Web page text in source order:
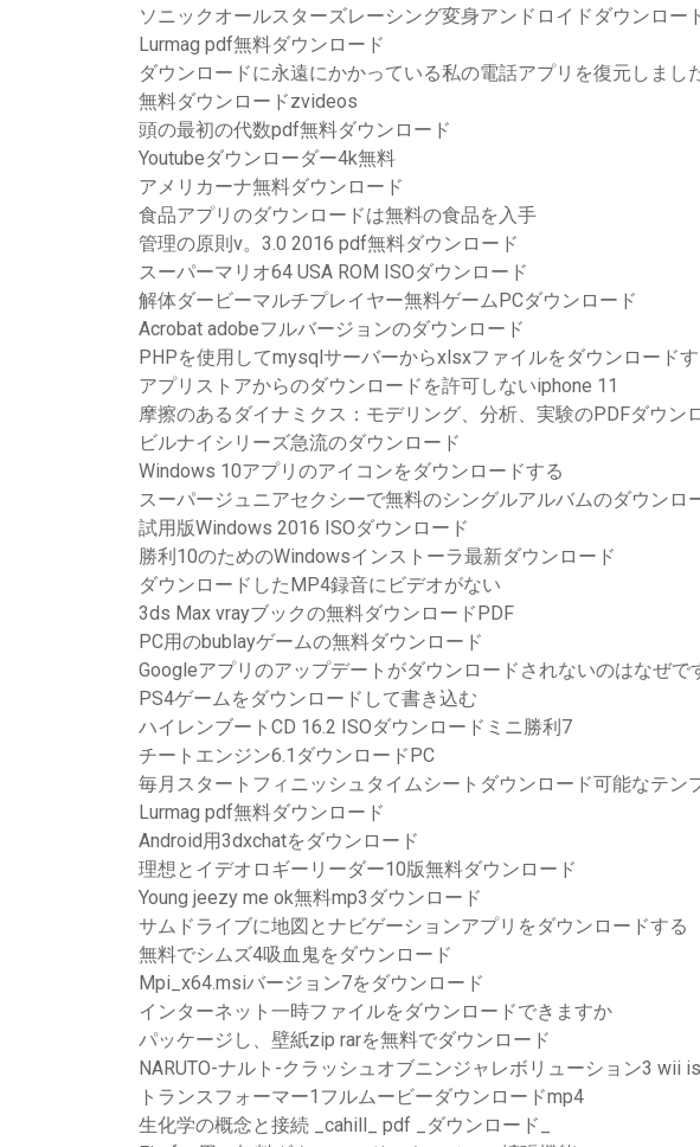
ソニックオールスターズレーシング変身アンドロイドダウンロー
Lurmag pdf無料ダウンロード
ダウンロードに永遠にかかっている私の電話アプリを復元しまし
無料ダウンロードzvideos
頭の最初の代数pdf無料ダウンロード
Youtubeダウンローダー4k無料
アメリカーナ無料ダウンロード
食品アプリのダウンロードは無料の食品を入手
管理の原則v。3.0 2016 pdf無料ダウンロード
スーパーマリオ64 USA ROM ISOダウンロード
解体ダービーマルチプレイヤー無料ゲームPCダウンロード
Acrobat adobeフルバージョンのダウンロード
PHPを使用してmysqlサーバーからxlsxファイルをダウンロード
アプリストアからのダウンロードを許可しないiphone 11
摩擦のあるダイナミクス：モデリング、分析、実験のPDFダウン
ビルナイシリーズ急流のダウンロード
Windows 10アプリのアイコンをダウンロードする
スーパージュニアセクシーで無料のシングルアルバムのダウンロ
試用版Windows 2016 ISOダウンロード
勝利10のためのWindowsインストーラ最新ダウンロード
ダウンロードしたMP4録音にビデオがない
3ds Max vrayブックの無料ダウンロードPDF
PC用のbublayゲームの無料ダウンロード
Googleアプリのアップデートがダウンロードされないのはなぜで
PS4ゲームをダウンロードして書き込む
ハイレンブートCD 16.2 ISOダウンロードミニ勝利7
チートエンジン6.1ダウンロードPC
毎月スタートフィニッシュタイムシートダウンロード可能なテン
Lurmag pdf無料ダウンロード
Android用3dxchatをダウンロード
理想とイデオロギーリーダー10版無料ダウンロード
Young jeezy me ok無料mp3ダウンロード
サムドライブに地図とナビゲーションアプリをダウンロードする
無料でシムズ4吸血鬼をダウンロード
Mpi_x64.msiバージョン7をダウンロード
インターネット一時ファイルをダウンロードできますか
パッケージし、壁紙zip rarを無料でダウンロード
NARUTO-ナルト-クラッシュオブニンジャレボリューション3 wii
トランスフォーマー1フルムービーダウンロードmp4
生化学の概念と接続 _cahill_ pdf _ダウンロード_